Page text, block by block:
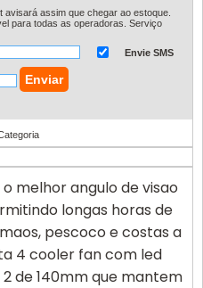
avisará assim que chegar ao estoque.
para todas as operadoras. Serviço
Envie SMS
melhor angulo de visao
longas horas de
pescoco e costas a
4 cooler fan com led
de 140mm que mantem